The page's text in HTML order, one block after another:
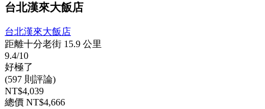
台北漢來大飯店
台北漢來大飯店
距離十分老街 15.9 公里
9.4/10
好極了
(597 則評論)
NT$4,039
總價 NT$4,666